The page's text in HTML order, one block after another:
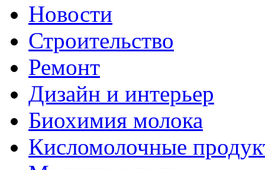
Новости
Строительство
Ремонт
Дизайн и интерьер
Биохимия молока
Кисломолочные